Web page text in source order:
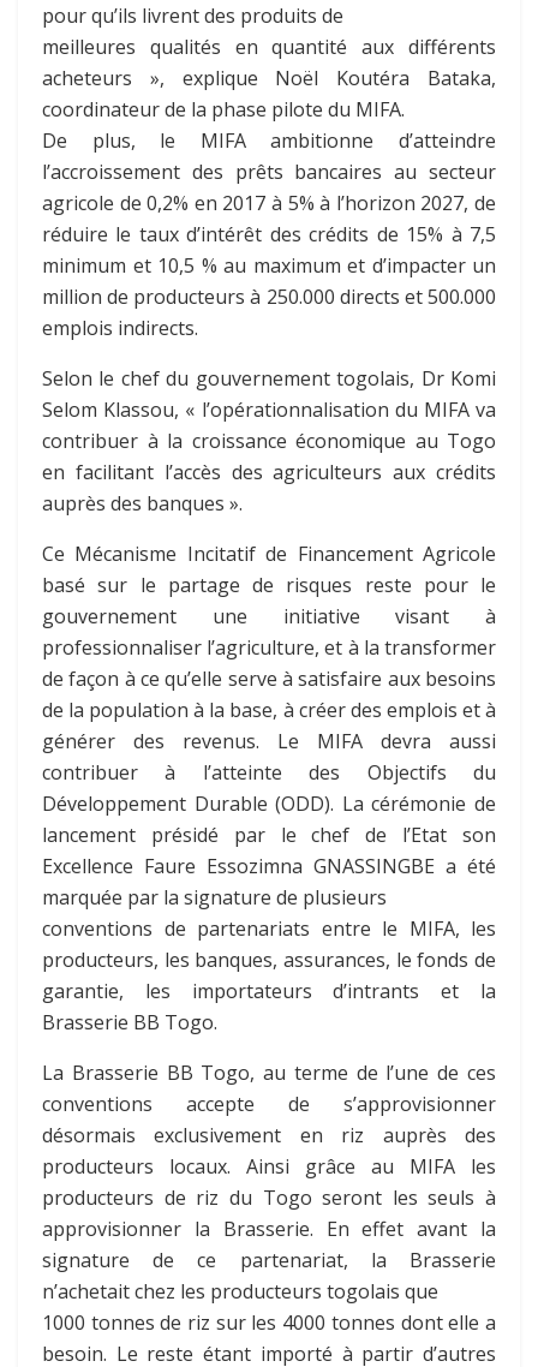
pour qu’ils livrent des produits de
meilleures qualités en quantité aux différents
acheteurs », explique Noël Koutéra Bataka,
coordinateur de la phase pilote du MIFA.
De plus, le MIFA ambitionne d’atteindre
l’accroissement des prêts bancaires au secteur
agricole de 0,2% en 2017 à 5% à l’horizon 2027, de
réduire le taux d’intérêt des crédits de 15% à 7,5
minimum et 10,5 % au maximum et d’impacter un
million de producteurs à 250.000 directs et 500.000
emplois indirects.
Selon le chef du gouvernement togolais, Dr Komi
Selom Klassou, « l’opérationnalisation du MIFA va
contribuer à la croissance économique au Togo
en facilitant l’accès des agriculteurs aux crédits
auprès des banques ».
Ce Mécanisme Incitatif de Financement Agricole
basé sur le partage de risques reste pour le
gouvernement une initiative visant à
professionnaliser l’agriculture, et à la transformer
de façon à ce qu’elle serve à satisfaire aux besoins
de la population à la base, à créer des emplois et à
générer des revenus. Le MIFA devra aussi
contribuer à l’atteinte des Objectifs du
Développement Durable (ODD). La cérémonie de
lancement présidé par le chef de l’Etat son
Excellence Faure Essozimna GNASSINGBE a été
marquée par la signature de plusieurs
conventions de partenariats entre le MIFA, les
producteurs, les banques, assurances, le fonds de
garantie, les importateurs d’intrants et la
Brasserie BB Togo.
La Brasserie BB Togo, au terme de l’une de ces
conventions accepte de s’approvisionner
désormais exclusivement en riz auprès des
producteurs locaux. Ainsi grâce au MIFA les
producteurs de riz du Togo seront les seuls à
approvisionner la Brasserie. En effet avant la
signature de ce partenariat, la Brasserie
n’achetait chez les producteurs togolais que
1000 tonnes de riz sur les 4000 tonnes dont elle a
besoin. Le reste étant importé à partir d’autres